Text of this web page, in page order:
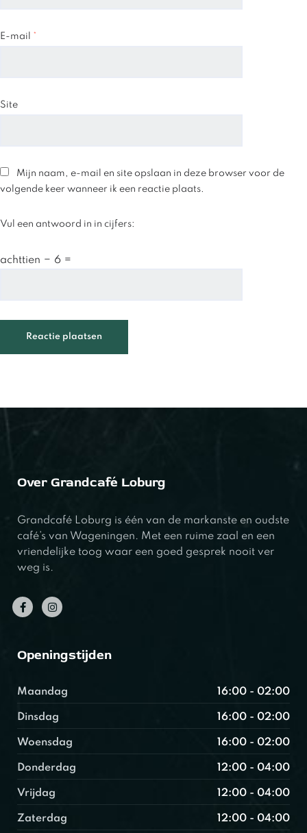
E-mail *
Site
Mijn naam, e-mail en site opslaan in deze browser voor de
volgende keer wanneer ik een reactie plaats.
Vul een antwoord in in cijfers:
achttien − 6 =
Over Grandcafé Loburg
Grandcafé Loburg is één van de markanste en oudste
café’s van Wageningen. Met een ruime zaal en een
vriendelijke toog waar een goed gesprek nooit ver
weg is.
Openingstijden
Maandag 16:00 - 02:00
Dinsdag 16:00 - 02:00
Woensdag 16:00 - 02:00
Donderdag 12:00 - 04:00
Vrijdag 12:00 - 04:00
Zaterdag 12:00 - 04:00